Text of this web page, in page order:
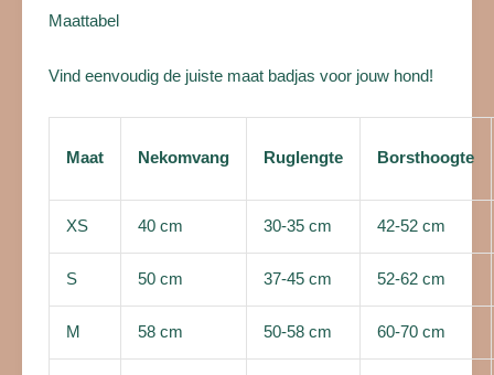
Maattabel
Vind eenvoudig de juiste maat badjas voor jouw hond!
Maat Nekomvang Ruglengte Borsthoogte
XS 40 cm 30-35 cm 42-52 cm
S 50 cm 37-45 cm 52-62 cm
M 58 cm 50-58 cm 60-70 cm